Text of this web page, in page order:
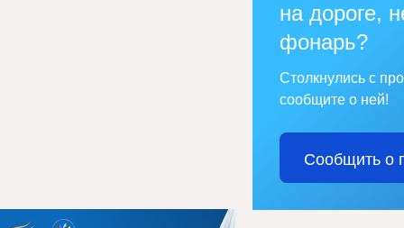
на дороге,
фонарь?
Столкнулись с
сообщите о ней!
Сообщить о